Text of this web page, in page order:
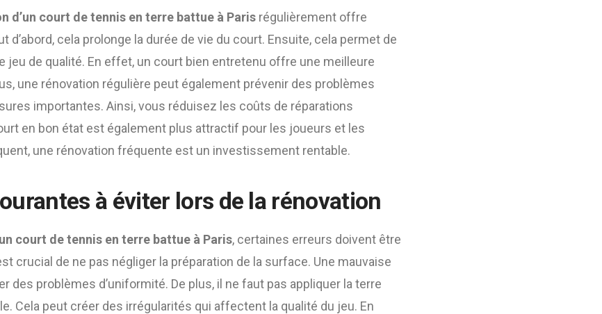
d’un court de tennis en terre battue à Paris régulièrement offre
d’abord, cela prolonge la durée de vie du court. Ensuite, cela permet de
jeu de qualité. En effet, un court bien entretenu offre une meilleure
une rénovation régulière peut également prévenir des problèmes
importantes. Ainsi, vous réduisez les coûts de réparations
en bon état est également plus attractif pour les joueurs et les
une rénovation fréquente est un investissement rentable.
à éviter lors de la rénovation
court de tennis en terre battue à Paris, certaines erreurs doivent être
crucial de ne pas négliger la préparation de la surface. Une mauvaise
des problèmes d’uniformité. De plus, il ne faut pas appliquer la terre
Cela peut créer des irrégularités qui affectent la qualité du jeu. En